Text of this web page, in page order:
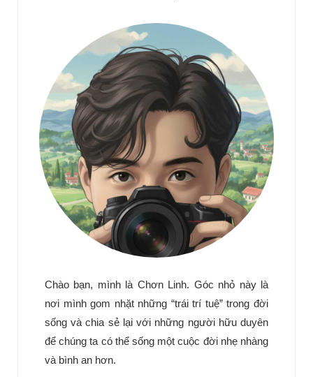
Chào bạn, mình là Chơn Linh. Góc nhỏ này là
nơi mình gom nhặt những “trái trí tuệ” trong đời
sống và chia sẻ lại với những người hữu duyên
để chúng ta có thể sống một cuộc đời nhẹ nhàng
và bình an hơn.